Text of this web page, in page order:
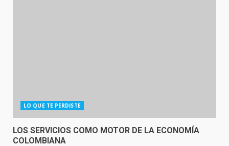
LO QUE TE PERDISTE
LOS SERVICIOS COMO MOTOR DE LA ECONOMÍA
COLOMBIANA